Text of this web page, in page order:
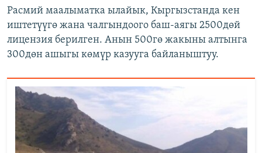
Расмий маалыматка ылайык, Кыргызстанда кен
иштетүүгө жана чалгындоого баш-аягы 2500дөй
лицензия берилген. Анын 500гө жакыны алтынга
300дөн ашыгы көмүр казууга байланыштуу.